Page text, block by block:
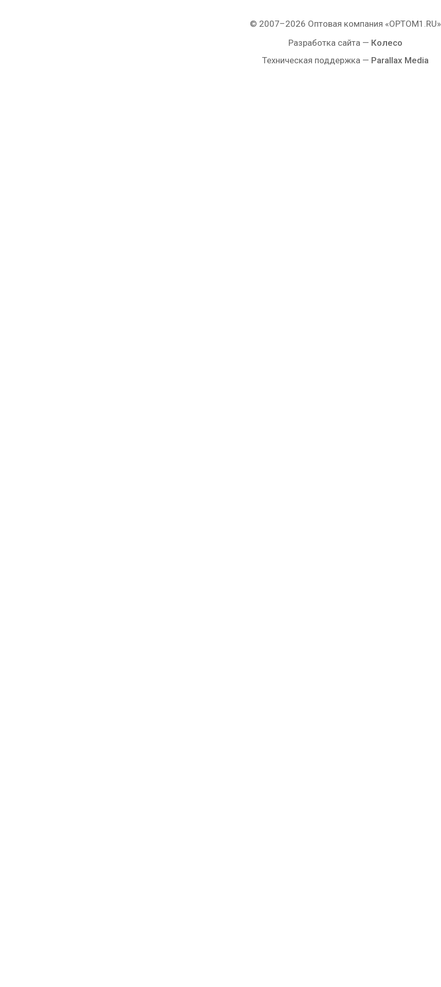
© 2007–2026 Оптовая компания «OPTOM1.RU»
Разработка сайта — Колесо
Техническая поддержка — Parallax Media